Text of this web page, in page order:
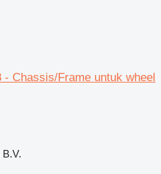
- Chassis/Frame untuk wheel